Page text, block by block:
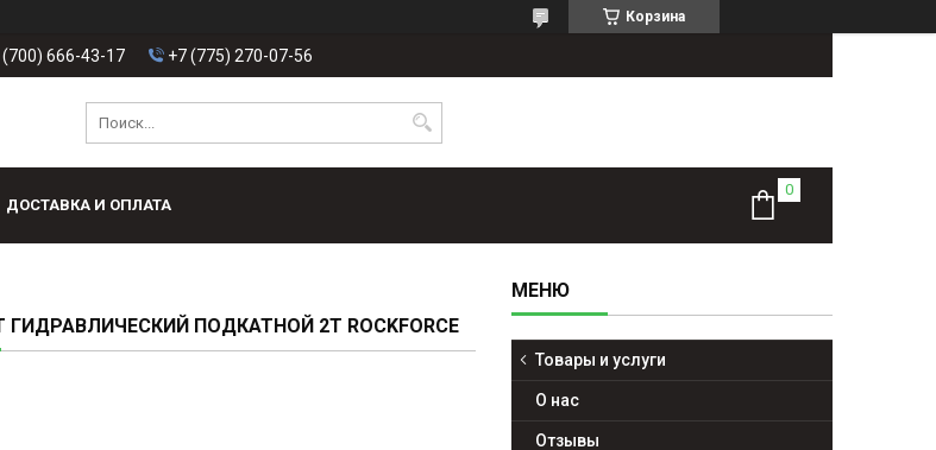
Корзина
(700) 666-43-17 +7 (775) 270-07-56
ДОСТАВКА И ОПЛАТА
ГИДРАВЛИЧЕСКИЙ ПОДКАТНОЙ 2Т ROCKFORCE
Товары и услуги
О нас
Отзывы